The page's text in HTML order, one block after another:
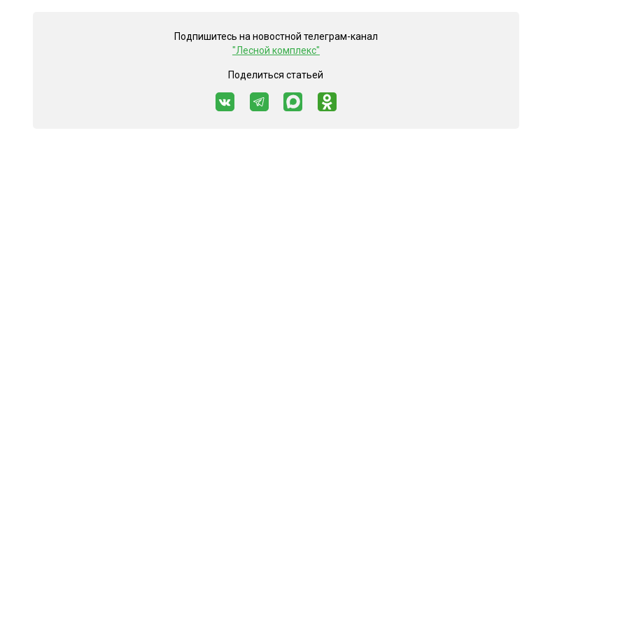
Подпишитесь на новостной телеграм-канал
"Лесной комплекс"
Поделиться статьей